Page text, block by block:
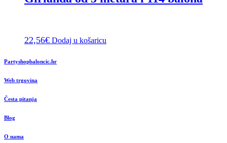
22,56€ Dodaj u košaricu
Partyshopbaloncic.hr
Web trgovina
Česta pitanja
Blog
O nama